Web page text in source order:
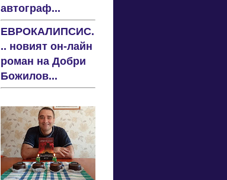
автограф...
ЕВРОКАЛИПСИС.
.. новият он-лайн
роман на Добри
Божилов...